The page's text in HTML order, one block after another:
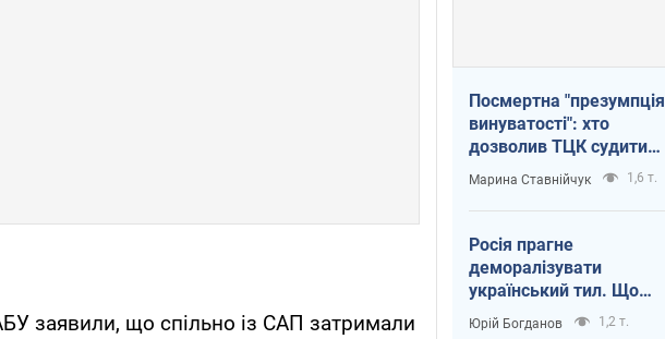
заявили, що спільно із САП затримали
Посмертна "презумпція
винуватості": хто
дозволив ТЦК судити
загиблих захисників
Марина Ставнійчук 1,6 т.
Росія прагне
деморалізувати
український тил. Що
варто собі нагадати
Юрій Богданов 1,2 т.